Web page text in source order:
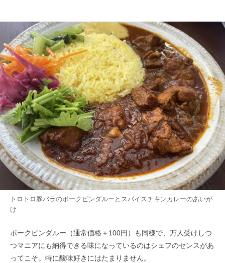
トロトロ豚バラのポークビンダルーとスパイスチキンカレーのあいが
け
ポークビンダルー（通常価格＋100円）も同様で、万人受けしつ
つマニアにも納得できる味になっているのはシェフのセンスがあ
ってこそ。特に酸味好きにはたまりません。